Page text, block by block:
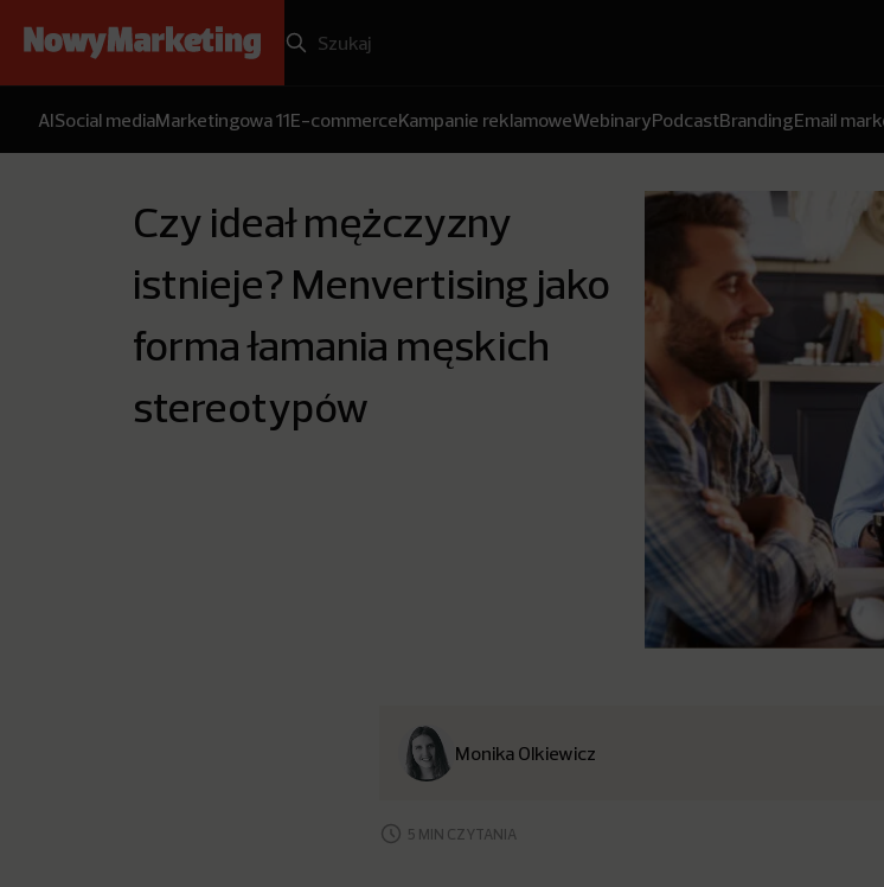
AISocial mediaMarketingowa 11E-commerceKampanie reklamoweWebinaryPodcastBrandingEmail
Czy ideał mężczyzny
istnieje? Menvertising jako
forma łamania męskich
stereotypów
Monika Olkiewicz
5 MIN CZYTANIA